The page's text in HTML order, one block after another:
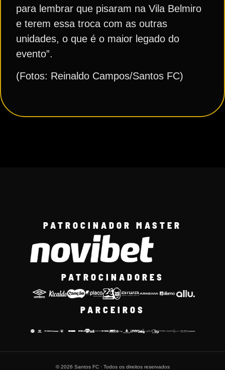
para lembrar que pisaram na Vila Belmiro
e terem essa troca com as outras
unidades, o que é o maior legado do
evento”.
(Fotos: Reinaldo Campos/Santos FC)
PATROCINADOR MASTER
PATROCINADORES
PARCEIROS
© 2026 Santos FC · Todos os direitos reservados